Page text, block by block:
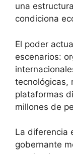
una
condiciona
El poder
escenarios:
tecnológicas,
plataformas
millones de
La diferencia
gobernante